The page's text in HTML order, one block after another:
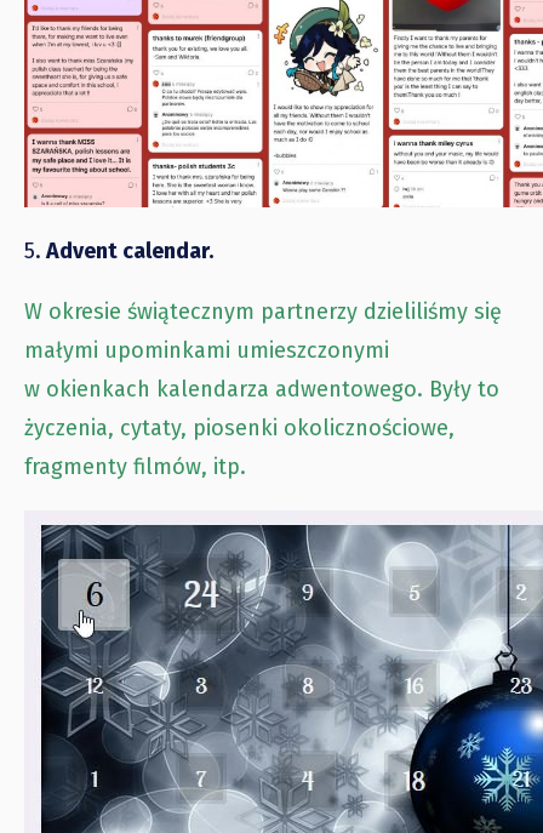
5. Advent calendar.
W okresie świątecznym partnerzy dzieliliśmy się
małymi upominkami umieszczonymi
w okienkach kalendarza adwentowego. Były to
życzenia, cytaty, piosenki okolicznościowe,
fragmenty filmów, itp.